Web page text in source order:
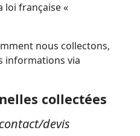
loi française «
nous collectons,
informations via
collectées
devis